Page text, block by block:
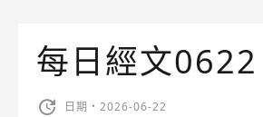
每日經文0622
日期・2026-06-22